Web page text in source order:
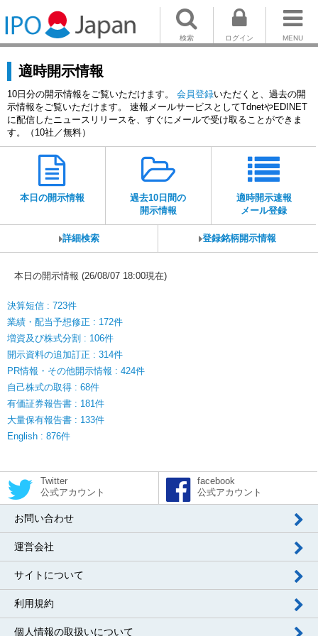
MENU
ログイン
検索
適時開示情報
10日分の開示情報をご覧いただけます。 会員登録いただくと、過去の開
示情報をご覧いただけます。 速報メールサービスとしてTdnetやEDINET
に配信したニュースリリースを、すぐにメールで受け取ることができま
す。（10社／無料）
本日の開示情報
過去10日間の
開示情報
適時開示速報
メール登録
詳細検索 登録銘柄開示情報
本日の開示情報 (26/08/07 18:00現在)
決算短信 : 723件
業績・配当予想修正 : 172件
増資及び株式分割 : 106件
開示資料の追加訂正 : 314件
PR情報・その他開示情報 : 424件
自己株式の取得 : 68件
有価証券報告書 : 181件
大量保有報告書 : 133件
English : 876件
Twitter
公式アカウント
facebook
公式アカウント
お問い合わせ
運営会社
サイトについて
利用規約
個人情報の取扱いについて